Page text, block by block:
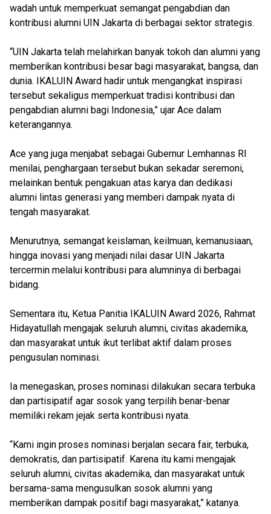
wadah untuk memperkuat semangat pengabdian dan
kontribusi alumni UIN Jakarta di berbagai sektor strategis.
“UIN Jakarta telah melahirkan banyak tokoh dan alumni yang
memberikan kontribusi besar bagi masyarakat, bangsa, dan
dunia. IKALUIN Award hadir untuk mengangkat inspirasi
tersebut sekaligus memperkuat tradisi kontribusi dan
pengabdian alumni bagi Indonesia,” ujar Ace dalam
keterangannya.
Ace yang juga menjabat sebagai Gubernur Lemhannas RI
menilai, penghargaan tersebut bukan sekadar seremoni,
melainkan bentuk pengakuan atas karya dan dedikasi
alumni lintas generasi yang memberi dampak nyata di
tengah masyarakat.
Menurutnya, semangat keislaman, keilmuan, kemanusiaan,
hingga inovasi yang menjadi nilai dasar UIN Jakarta
tercermin melalui kontribusi para alumninya di berbagai
bidang.
Sementara itu, Ketua Panitia IKALUIN Award 2026, Rahmat
Hidayatullah mengajak seluruh alumni, civitas akademika,
dan masyarakat untuk ikut terlibat aktif dalam proses
pengusulan nominasi.
Ia menegaskan, proses nominasi dilakukan secara terbuka
dan partisipatif agar sosok yang terpilih benar-benar
memiliki rekam jejak serta kontribusi nyata.
“Kami ingin proses nominasi berjalan secara fair, terbuka,
demokratis, dan partisipatif. Karena itu kami mengajak
seluruh alumni, civitas akademika, dan masyarakat untuk
bersama-sama mengusulkan sosok alumni yang
memberikan dampak positif bagi masyarakat,” katanya.